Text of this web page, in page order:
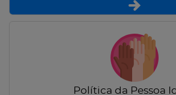
Política da Pessoa